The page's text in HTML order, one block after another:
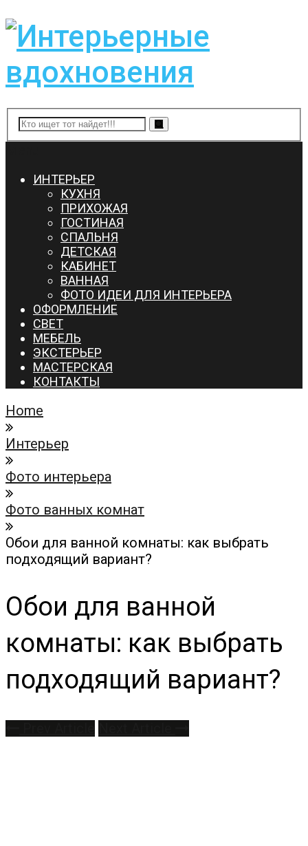
ИНТЕРЬЕР
КУХНЯ
ПРИХОЖАЯ
ГОСТИНАЯ
СПАЛЬНЯ
ДЕТСКАЯ
КАБИНЕТ
ВАННАЯ
ФОТО ИДЕИ ДЛЯ ИНТЕРЬЕРА
ОФОРМЛЕНИЕ
СВЕТ
МЕБЕЛЬ
ЭКСТЕРЬЕР
МАСТЕРСКАЯ
КОНТАКТЫ
Home
Интерьер
Фото интерьера
Фото ванных комнат
Обои для ванной комнаты: как выбрать
подходящий вариант?
Обои для ванной
комнаты: как выбрать
подходящий вариант?